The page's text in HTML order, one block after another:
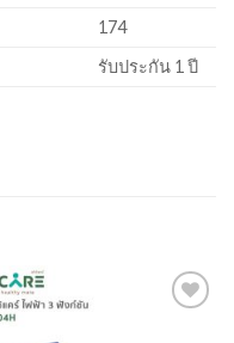
174
รับประกัน 1 ปี